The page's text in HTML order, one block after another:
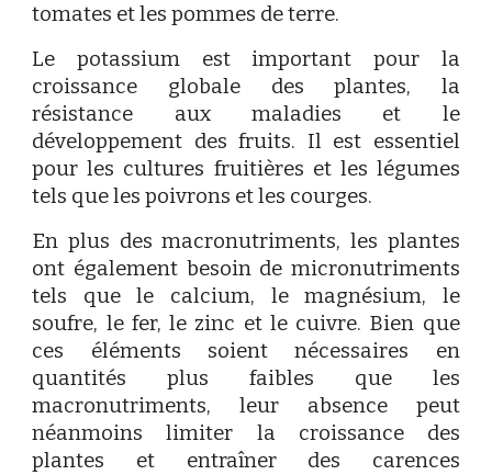
tomates et les pommes de terre.
Le potassium est important pour la
croissance globale des plantes, la
résistance aux maladies et le
développement des fruits. Il est essentiel
pour les cultures fruitières et les légumes
tels que les poivrons et les courges.
En plus des macronutriments, les plantes
ont également besoin de micronutriments
tels que le calcium, le magnésium, le
soufre, le fer, le zinc et le cuivre. Bien que
ces éléments soient nécessaires en
quantités plus faibles que les
macronutriments, leur absence peut
néanmoins limiter la croissance des
plantes et entraîner des carences